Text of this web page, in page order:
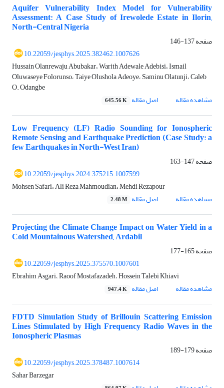
Aquifer Vulnerability Index Model for Vulnerability
Assessment: A Case Study of Irewolede Estate in Ilorin,
North-Central Nigeria
صفحه137-146
10.22059/jesphys.2025.382462.1007626
Hussain Olanrewaju Abubakar، Warith Adewale Adebisi، Ismail
Oluwaseye Folorunso، Taiye Olushola Adeoye، Saminu Olatunji، Caleb
O. Odangbe
مشاهده مقاله
اصل مقاله 645.56 K
Low Frequency (LF) Radio Sounding for Ionospheric
Remote Sensing and Earthquake Prediction (Case Study: a
few Earthquakes in North-West Iran)
صفحه147-163
10.22059/jesphys.2024.375215.1007599
Mohsen Safari، Ali Reza Mahmoudian، Mehdi Rezapour
مشاهده مقاله
اصل مقاله 2.48 M
Projecting the Climate Change Impact on Water Yield in a
Cold Mountainous Watershed, Ardabil
صفحه165-177
10.22059/jesphys.2025.375570.1007601
Ebrahim Asgari، Raoof Mostafazadeh، Hossein Talebi Khiavi
مشاهده مقاله
اصل مقاله 947.4 K
FDTD Simulation Study of Brillouin Scattering Emission
Lines Stimulated by High Frequency Radio Waves in the
Ionospheric Plasmas
صفحه179-189
10.22059/jesphys.2025.378487.1007614
Sahar Barzegar